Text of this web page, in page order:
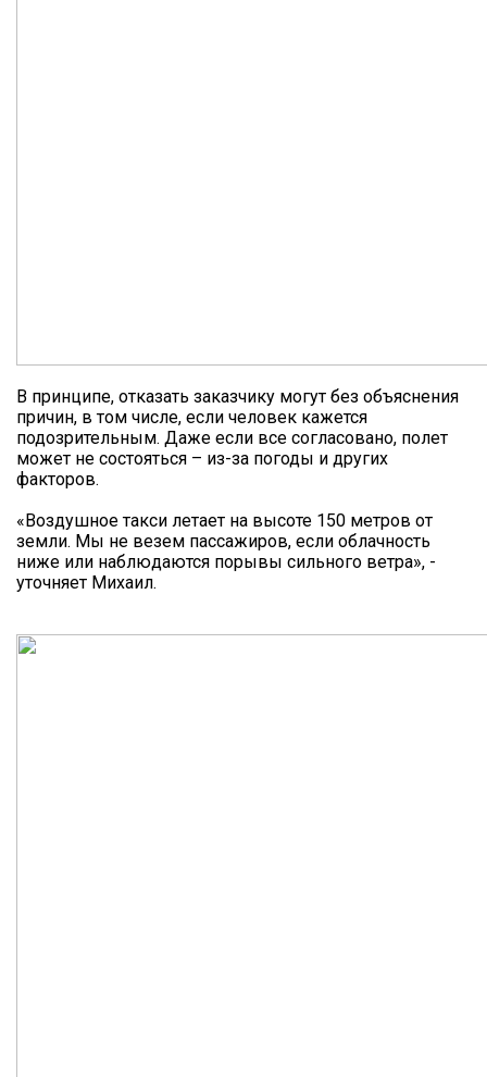
В принципе, отказать заказчику могут без объяснения
причин, в том числе, если человек кажется
подозрительным. Даже если все согласовано, полет
может не состояться – из-за погоды и других
факторов.
«Воздушное такси летает на высоте 150 метров от
земли. Мы не везем пассажиров, если облачность
ниже или наблюдаются порывы сильного ветра», -
уточняет Михаил.